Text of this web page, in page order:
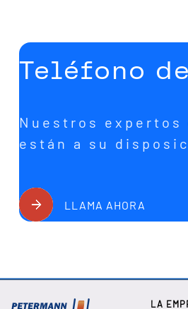
Teléfono
Nuestros expertos
están a su
LLAMA AHORA
LA